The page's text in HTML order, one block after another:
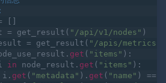
息
[]
= get_result(
"/api/v1/nodes" )
= get_result(
"/apis/
get ( "items" ):
in node_result. get ( "items" ):